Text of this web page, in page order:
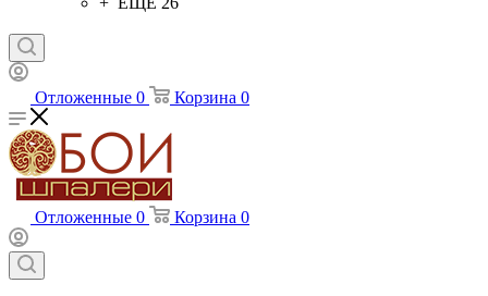
Отложенные 0 Корзина 0
Отложенные 0 Корзина 0